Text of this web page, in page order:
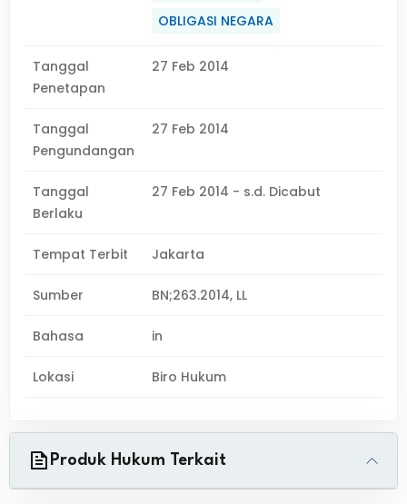
OBLIGASI NEGARA
Tanggal
Penetapan
27 Feb 2014
Tanggal
Pengundangan
27 Feb 2014
Tanggal
Berlaku
27 Feb 2014 - s.d. Dicabut
Tempat Terbit Jakarta
Sumber BN;263.2014, LL
Bahasa in
Lokasi Biro Hukum
Produk Hukum Terkait